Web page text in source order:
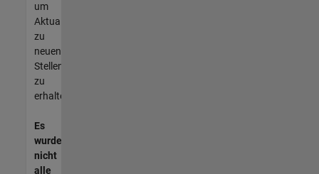
um
Aktualisierungen
zu
neuen
Stellenangeboten
zu
erhalten.
Es
wurden
nicht
alle